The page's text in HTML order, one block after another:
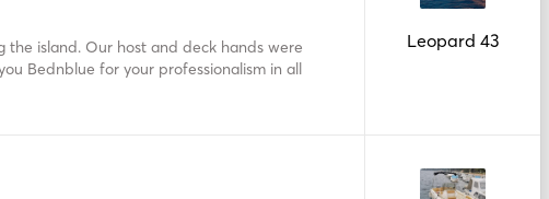
island. Our host and deck hands were
Bednblue for your professionalism in all
Leopard 43